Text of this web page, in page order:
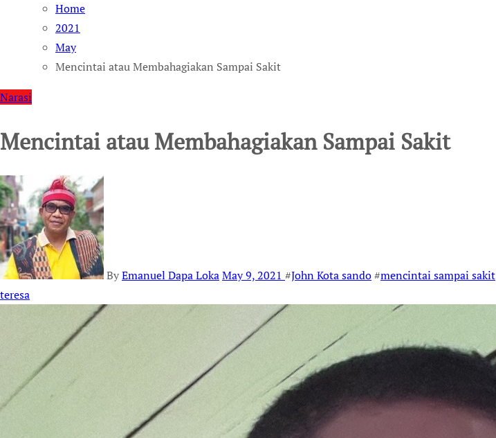
Home
2021
May
Mencintai atau Membahagiakan Sampai Sakit
Narasi
Mencintai atau Membahagiakan Sampai Sakit
ByEmanuel Dapa LokaMay 9, 2021 #John Kota sando#mencintai sampai sakit
teresa